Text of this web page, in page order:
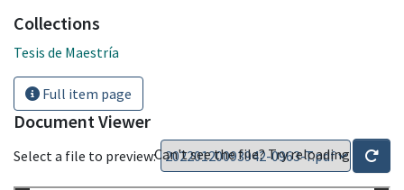
Collections
Tesis de Maestría
Full item page
Document Viewer
Select a file to preview:Can't see the file? Try reloading